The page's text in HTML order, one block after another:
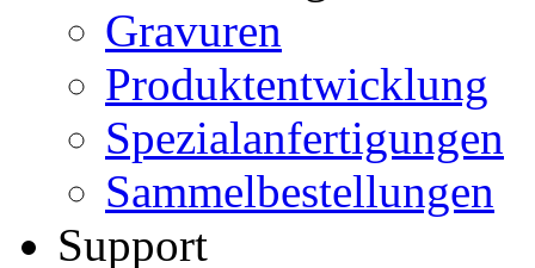
Gravuren
Produktentwicklung
Spezialanfertigungen
Sammelbestellungen
Support